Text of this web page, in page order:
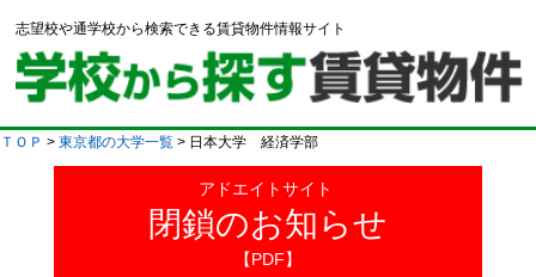
志望校や通学校から検索できる賃貸物件情報サイト
ＴＯＰ > 東京都の大学一覧 > 日本大学 経済学部
アドエイトサイト
閉鎖のお知らせ
【PDF】